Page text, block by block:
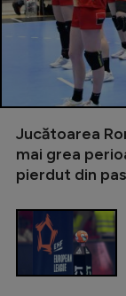
Jucătoarea
mai grea
pierdut din